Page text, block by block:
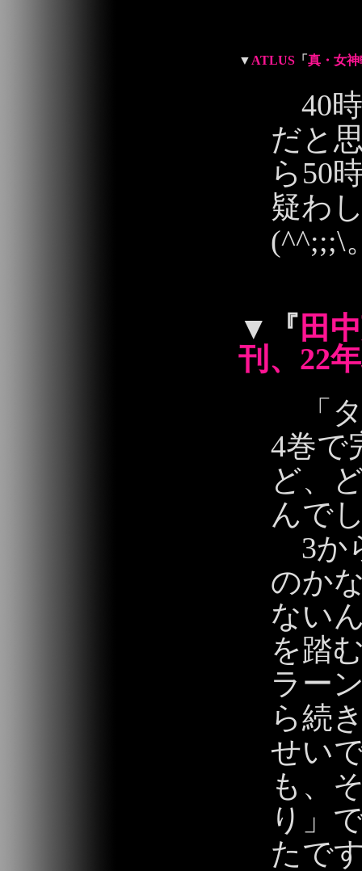
▼ ATLUS 「 真・女
40
だと
ら50
疑わ
(^^;;;\
▼ 『 田
刊、22
「タ
4巻で
ど、
んで
3か
のか
ない
を踏
ラー
ら続
せい
も、
り」
たで